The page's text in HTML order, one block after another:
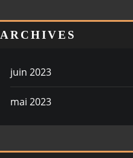
ARCHIVES
juin 2023
mai 2023